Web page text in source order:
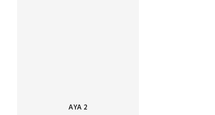
AYA 2